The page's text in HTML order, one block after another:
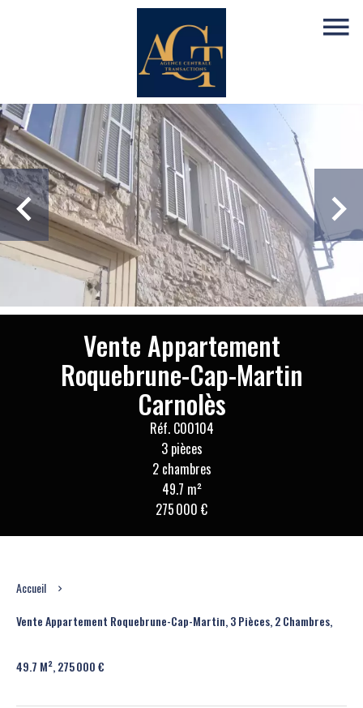
Vente Appartement
Roquebrune-Cap-Martin
Carnolès
Réf. C00104
3 pièces
2 chambres
49.7 m²
275 000 €
Accueil
Vente Appartement Roquebrune-Cap-Martin, 3 Pièces, 2 Chambres,
49.7 M², 275 000 €